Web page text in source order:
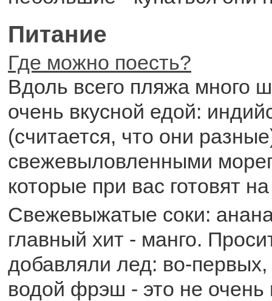
Питание
Где можно поесть?
Вдоль всего пляжа много
очень вкусной едой:
(считается, что они
свежевыловленными
которые при вас готовят
Свежевыжатые соки:
главный хит - манго.
добавляли лед: во-
водой фрэш - это не очень